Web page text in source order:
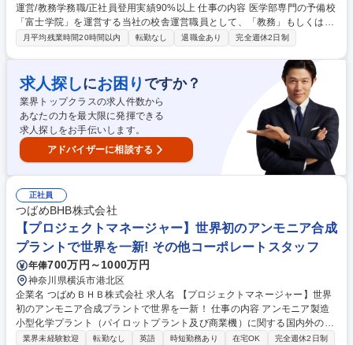
運営/教務学務職/正社員登用実績90%以上 仕事の内容 医学部専門の予備校
「富士学院」を運営する当社の校舎運営職員として、「教務」もしくは
「学務」の業務をご担当いただきます。講師業務はございません。 業務の
進度の管理、時間割作成ほか)■講師マネジメント(指導依頼、指導料や授業
報告の管理ほか)■保護者連携(進捗報告、三者面談の運営ほか)■施設管理、
行事運営 など 【学務(生徒募集)】■DM,チラシなどの企画■電話/メール問
い合わせ対応■入学面談の実施■各種セミナーの実施■進学校訪問、情報収
集 など ※これまでのご経験に応じ、できることから徐々にお任せしてい
きます。 募集職種 【東京御茶ノ水校】医学部予備校の校舎運営/教務学務
職/正社員登用実績90%以上
月平均残業時間20時間以内 転勤なし 退職金あり 完全週休2日制
求人探しにお困り ですか？
業界トップクラスの求人件数から
あなたの力を最大限に発揮できる
求人探しをお手伝いします。
アドバイザーに相談する
正社員
つばめBHB株式会社
【プロジェクトマネージャー】世界初のアンモニア合成
プラントで世界を一新! その他コーポレートスタッフ
年俸700万円～1000万円
神奈川県横浜市港北区
企業名 つばめＢＨＢ株式会社 求人名 【プロジェクトマネージャー】世界
初のアンモニア合成プラントで世界を一新！ 仕事の内容 アンモニア製造
小型化学プラント（パイロットプラント及び商業機）に関する国内外の製
造プロジェクトのプロジェクトマネジメントをお任せします。具体的に
業界未経験歓迎 転勤なし 英語 時短勤務あり 在宅OK
完全週休2日制